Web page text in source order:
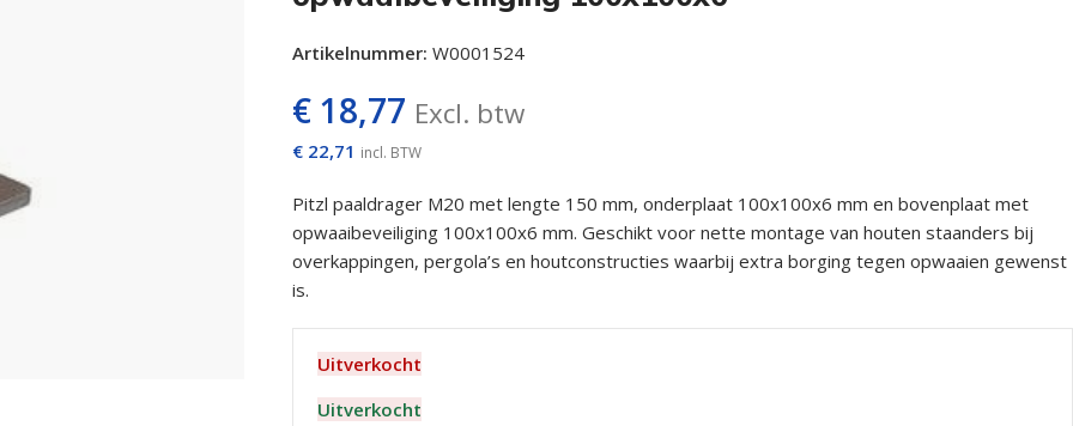
Artikelnummer: W0001524
€ 18,77 Excl. btw
€ 22,71 incl. BTW
Pitzl paaldrager M20 met lengte 150 mm, onderplaat 100x100x6 mm en bovenplaat met
opwaaibeveiliging 100x100x6 mm. Geschikt voor nette montage van houten staanders bij
overkappingen, pergola’s en houtconstructies waarbij extra borging tegen opwaaien gewenst
is.
Uitverkocht
Uitverkocht